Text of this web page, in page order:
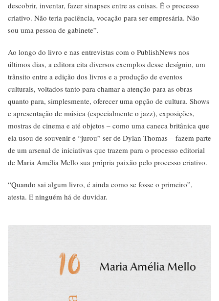
descobrir, inventar, fazer sinapses entre as coisas. É o processo
criativo. Não teria paciência, vocação para ser empresária. Não
sou uma pessoa de gabinete”.
Ao longo do livro e nas entrevistas com o PublishNews nos
últimos dias, a editora cita diversos exemplos desse desígnio, um
trânsito entre a edição dos livros e a produção de eventos
culturais, voltados tanto para chamar a atenção para as obras
quanto para, simplesmente, oferecer uma opção de cultura. Shows
e apresentação de música (especialmente o jazz), exposições,
mostras de cinema e até objetos – como uma caneca britânica que
ela usou de souvenir e “jurou” ser de Dylan Thomas – fazem parte
de um arsenal de iniciativas que trazem para o processo editorial
de Maria Amélia Mello sua própria paixão pelo processo criativo.
“Quando sai algum livro, é ainda como se fosse o primeiro”,
atesta. E ninguém há de duvidar.